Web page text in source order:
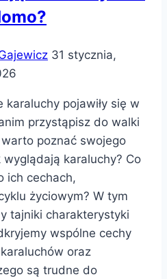
31 stycznia,
karaluchy pojawiły się w
przystąpisz do walki
poznać swojego
karaluchy? Co
ich cechach,
życiowym? W tym
tajniki charakterystyki
wspólne cechy
oraz
są trudne do